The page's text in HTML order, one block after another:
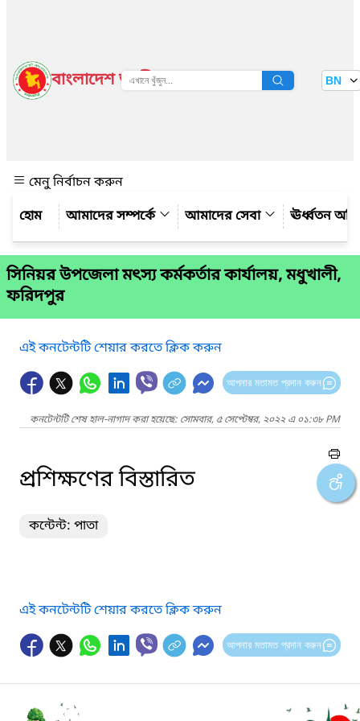
বাংলাদেশ জাতীয় তথ্য বাতায়ন BN
মেনু নির্বাচন করুন
আমাদের সম্পর্কে
আমাদের সেবা ঊর্ধ্বতন
সিনিয়র উপজেলা মৎস্য কর্মকর্তার কার্যালয়, মধুখালী,
ফরিদপুর
এই কনটেন্টটি শেয়ার করতে ক্লিক করুন
আপনার মতামত প্রদান করুন
কনটেন্টটি শেষ হাল-নাগাদ করা হয়েছে: সোমবার, ৫ সেপ্টেম্বর, ২০২২ এ ০১:৩৮ PM
প্রশিক্ষণের বিস্তারিত
কন্টেন্ট: পাতা
এই কনটেন্টটি শেয়ার করতে ক্লিক করুন
আপনার মতামত প্রদান করুন